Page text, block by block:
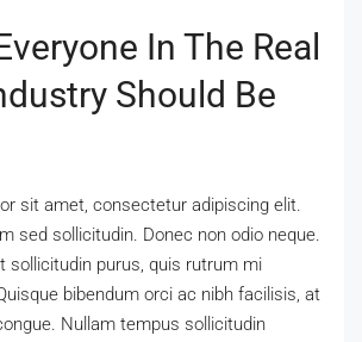
In The Real
Should Be
sit amet, consectetur adipiscing elit.
sed sollicitudin. Donec non odio neque.
sollicitudin purus, quis rutrum mi
bibendum orci ac nibh facilisis, at
Nullam tempus sollicitudin